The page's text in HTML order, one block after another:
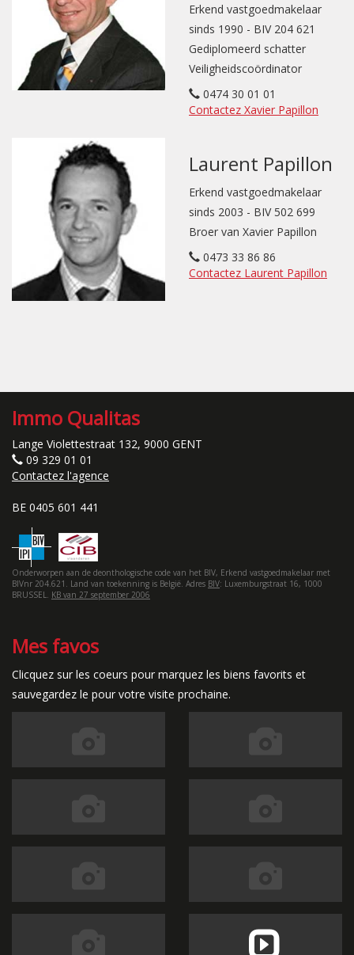
Erkend vastgoedmakelaar
sinds 1990 - BIV 204 621
Gediplomeerd schatter
Veiligheidscoördinator
0474 30 01 01
Contactez Xavier Papillon
Laurent Papillon
Erkend vastgoedmakelaar
sinds 2003 - BIV 502 699
Broer van Xavier Papillon
0473 33 86 86
Contactez Laurent Papillon
Immo Qualitas
Lange Violettestraat 132, 9000 GENT
09 329 01 01
Contactez l'agence
BE 0405 601 441
Onderworpen aan de deonthologische code van het BIV, Erkend vastgoedmakelaar met
BIVnr 204.621. Land van toekenning is België. Adres BIV: Luxemburgstraat 16, 1000
BRUSSEL. KB van 27 september 2006
Mes favos
Clicquez sur les coeurs pour marquez les biens favorits et
sauvegardez le pour votre visite prochaine.